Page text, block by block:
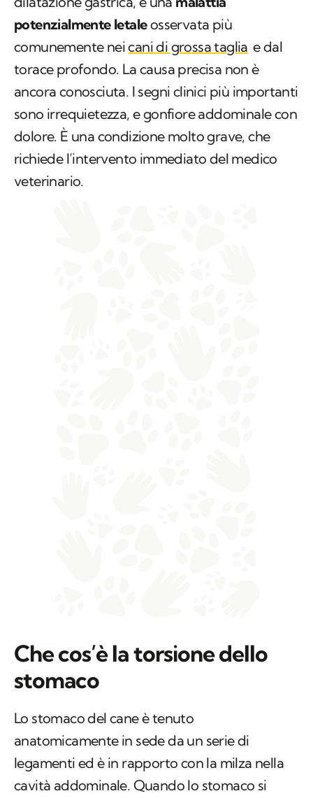
potenzialmente letaleosservata più
comunemente neicani di grossa taglia e dal
torace profondo. La causa precisa non è
ancora conosciuta. I segni clinici più importanti
sono irrequietezza, e gonfiore addominale con
dolore. È una condizione molto grave, che
richiede l’intervento immediato del medico
veterinario.
Che cos’è la torsione dello
stomaco
Lo stomaco del cane è tenuto
anatomicamente in sede da un serie di
legamenti ed è in rapporto con la milza nella
cavità addominale. Quando lo stomaco si